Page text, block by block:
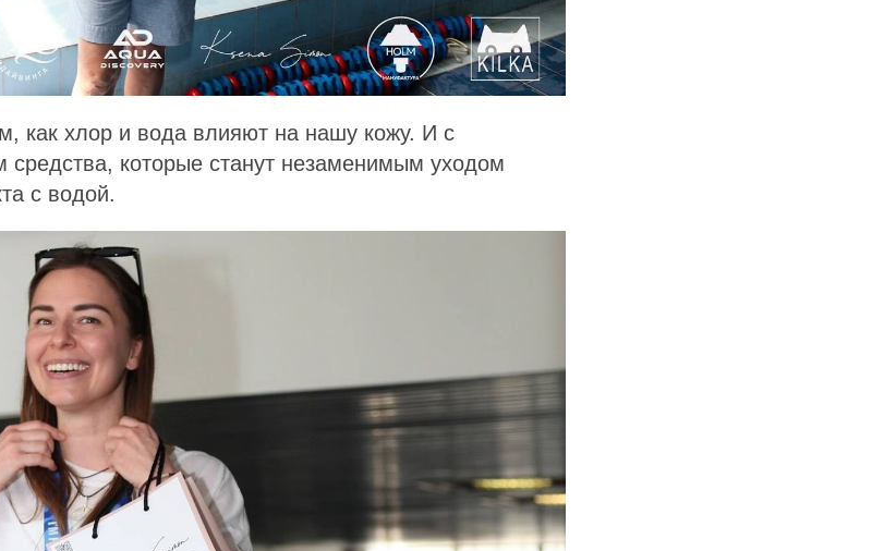
как хлор и вода влияют на нашу кожу. И с
средства, которые станут незаменимым уходом
с водой.